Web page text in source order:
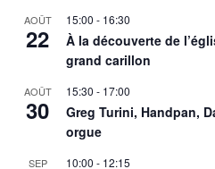
AOÛT
22
15:00 - 16:30
À la découverte de
grand carillon
AOÛT
30
15:30 - 17:00
Greg Turini, Handpan,
orgue
SEP 10:00 - 12:15